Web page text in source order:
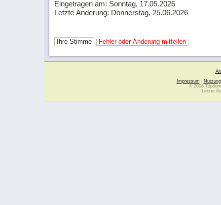
Eingetragen am: Sonntag, 17.05.2026
Letzte Änderung: Donnerstag, 25.06.2026
Ihre Stimme Fehler oder Änderung mitteilen
Impressum
© 2006
Letzte